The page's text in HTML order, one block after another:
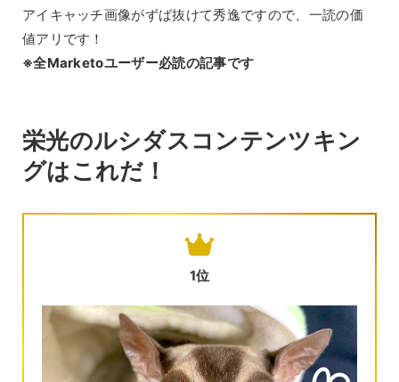
アイキャッチ画像がずば抜けて秀逸ですので、一読の価
値アリです！
※全Marketoユーザー必読の記事です
栄光のルシダスコンテンツキン
グはこれだ！
1位